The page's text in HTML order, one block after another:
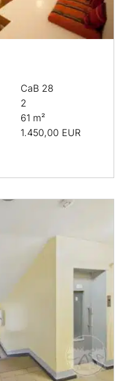
CaB 28
2
61 m²
1.450,00 EUR